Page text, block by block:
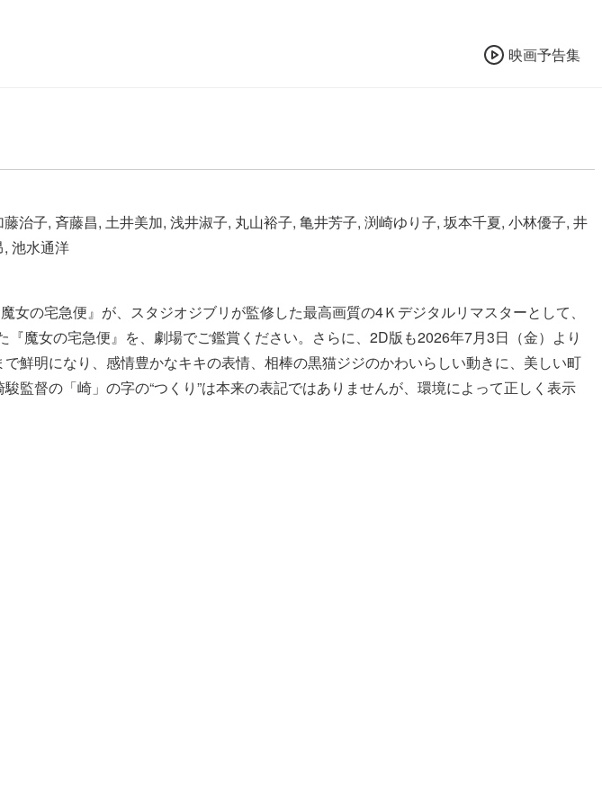
映画予告集
治子, 斉藤昌, 土井美加, 浅井淑子, 丸山裕子, 亀井芳子, 渕崎ゆり子, 坂本千夏, 小林優子, 井
池水通洋
の宅急便』が、スタジオジブリが監修した最高画質の4Ｋデジタルリマスターとして、
魔女の宅急便』を、劇場でご鑑賞ください。さらに、2D版も2026年7月3日（金）より
鮮明になり、感情豊かなキキの表情、相棒の黒猫ジジのかわいらしい動きに、美しい町
督の「崎」の字の“つくり”は本来の表記ではありませんが、環境によって正しく表示